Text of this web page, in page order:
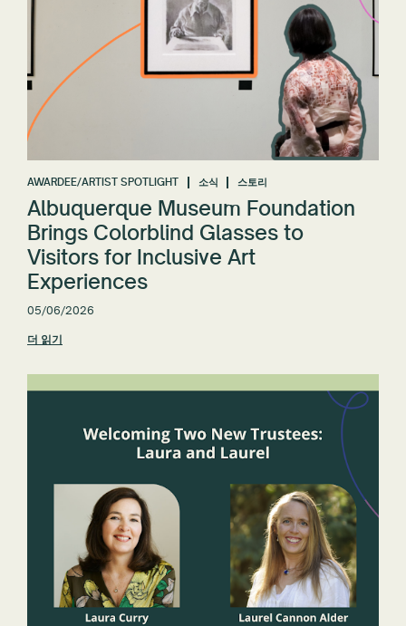
AWARDEE/ARTIST SPOTLIGHT 소식 스토리
Albuquerque Museum Foundation
Brings Colorblind Glasses to
Visitors for Inclusive Art
Experiences
05/06/2026
더 읽기